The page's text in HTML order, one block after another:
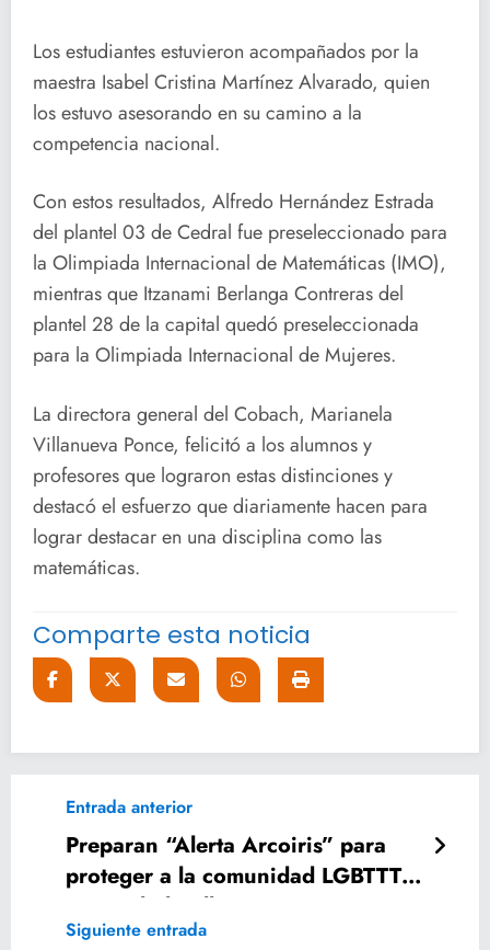
Los estudiantes estuvieron acompañados por la
maestra Isabel Cristina Martínez Alvarado, quien
los estuvo asesorando en su camino a la
competencia nacional.
Con estos resultados, Alfredo Hernández Estrada
del plantel 03 de Cedral fue preseleccionado para
la Olimpiada Internacional de Matemáticas (IMO),
mientras que Itzanami Berlanga Contreras del
plantel 28 de la capital quedó preseleccionada
para la Olimpiada Internacional de Mujeres.
La directora general del Cobach, Marianela
Villanueva Ponce, felicitó a los alumnos y
profesores que lograron estas distinciones y
destacó el esfuerzo que diariamente hacen para
lograr destacar en una disciplina como las
matemáticas.
Comparte esta noticia
Entrada anterior
Preparan “Alerta Arcoiris” para
proteger a la comunidad LGBTTTI+
en Ciudad Valles
Siguiente entrada